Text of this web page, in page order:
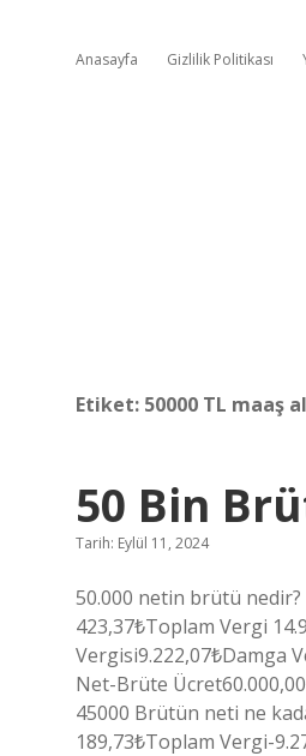
Anasayfa Gizlilik Politikası
Etiket: 50000 TL maaş
50 Bin
Tarih: Eylül 11, 2024
50.000 netin brütü
423,37₺Toplam Vergi
Vergisi9.222,07₺Damga
Net-Brüte
45000 Brütün neti ne
189,73₺Toplam Vergi-